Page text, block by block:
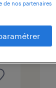
de nos partenaires